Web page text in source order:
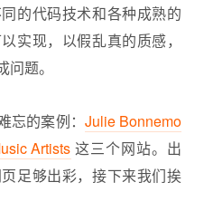
的代码技术和各种成熟的
实现，以假乱真的质感，
题。
的案例： Julie Bonnemo
Artists 这三个网站。出
足够出彩，接下来我们挨